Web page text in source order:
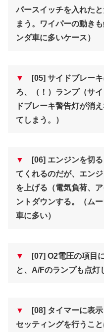
パースイッチを入れた
まう。ワイパーの動き
ンダ車に多いケース）
▼
[05] サイドブレーキ
ろ、（！）ランプ（サ
ドブレーキ警告灯が消
てしまう。）
▼
[06] エンジンを切る
てくれるのだが、エン
を上げる（電気負荷、
ントダウンする。（ム
車に多い）
▼
[07] O2電圧の項目
と、A/Fのランプも点灯
▼
[08] タイマーに表示
セッティングを行うこ